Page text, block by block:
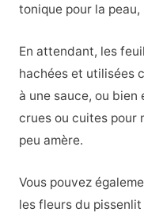
tonique pour la
En attendant, les
hachées et utilisées
à une sauce, ou bien
crues ou cuites pour
peu amère.
Vous pouvez
les fleurs du